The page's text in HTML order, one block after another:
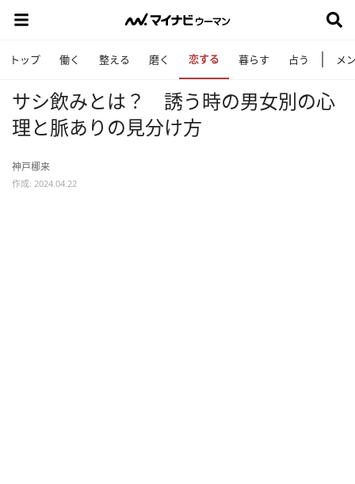
トップ 働く 整える 磨く 恋する 暮らす 占う メ
サシ飲みとは？ 誘う時の男女別の心
理と脈ありの見分け方
神戸梛来
作成: 2024.04.22